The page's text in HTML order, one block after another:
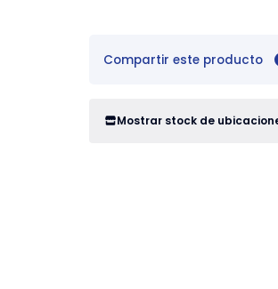
Compartir este producto
Mostrar stock de